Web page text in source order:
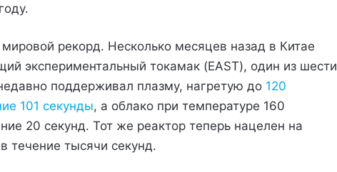
рекорд. Несколько месяцев назад в Китае
экспериментальный токамак (EAST), один из шести
поддерживал плазму, нагретую до 120
101 секунды, а облако при температуре 160
20 секунд. Тот же реактор теперь нацелен на
течение тысячи секунд.